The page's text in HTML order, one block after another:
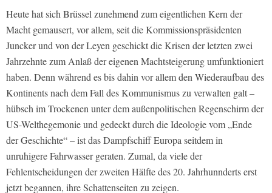
Heute hat sich Brüssel zunehmend zum eigentlichen Kern der
Macht gemausert, vor allem, seit die Kommissionspräsidenten
Juncker und von der Leyen geschickt die Krisen der letzten zwei
Jahrzehnte zum Anlaß der eigenen Machtsteigerung umfunktioniert
haben. Denn während es bis dahin vor allem den Wiederaufbau des
Kontinents nach dem Fall des Kommunismus zu verwalten galt –
hübsch im Trockenen unter dem außenpolitischen Regenschirm der
US-Welthegemonie und gedeckt durch die Ideologie vom „Ende
der Geschichte“ – ist das Dampfschiff Europa seitdem in
unruhigere Fahrwasser geraten. Zumal, da viele der
Fehlentscheidungen der zweiten Hälfte des 20. Jahrhunnderts erst
jetzt begannen, ihre Schattenseiten zu zeigen.